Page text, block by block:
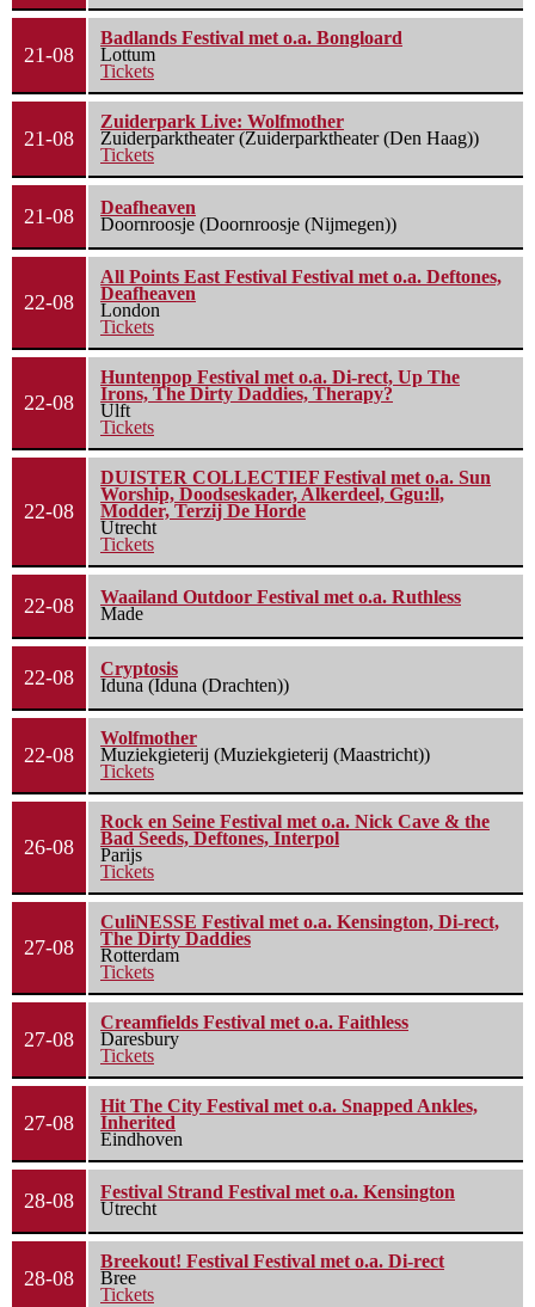
21-08
Badlands Festival met o.a. Bongloard
Lottum
Tickets
21-08
Zuiderpark Live: Wolfmother
Zuiderparktheater (Zuiderparktheater (Den Haag))
Tickets
21-08
Deafheaven
Doornroosje (Doornroosje (Nijmegen))
22-08
All Points East Festival Festival met o.a. Deftones,
Deafheaven
London
Tickets
22-08
Huntenpop Festival met o.a. Di-rect, Up The
Irons, The Dirty Daddies, Therapy?
Ulft
Tickets
22-08
DUISTER COLLECTIEF Festival met o.a. Sun
Worship, Doodseskader, Alkerdeel, Ggu:ll,
Modder, Terzij De Horde
Utrecht
Tickets
22-08
Waailand Outdoor Festival met o.a. Ruthless
Made
22-08
Cryptosis
Iduna (Iduna (Drachten))
22-08
Wolfmother
Muziekgieterij (Muziekgieterij (Maastricht))
Tickets
26-08
Rock en Seine Festival met o.a. Nick Cave & the
Bad Seeds, Deftones, Interpol
Parijs
Tickets
27-08
CuliNESSE Festival met o.a. Kensington, Di-rect,
The Dirty Daddies
Rotterdam
Tickets
27-08
Creamfields Festival met o.a. Faithless
Daresbury
Tickets
27-08
Hit The City Festival met o.a. Snapped Ankles,
Inherited
Eindhoven
28-08
Festival Strand Festival met o.a. Kensington
Utrecht
28-08
Breekout! Festival Festival met o.a. Di-rect
Bree
Tickets